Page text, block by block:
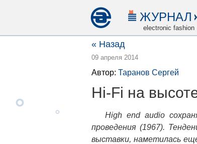
ЖУРНАЛ
electronic fashion
« Назад
09 апреля 2014
Автор: Таранов Сергей
Hi-Fi на
High end audio
проведения (1967).
выставки, наметилась